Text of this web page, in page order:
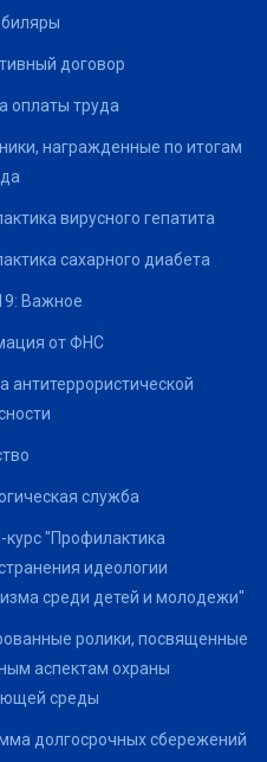
договор
оплаты труда
награжденные по итогам
вирусного гепатита
сахарного диабета
Важное
от ФНС
антитеррористической
служба
"Профилактика
идеологии
среди детей и молодежи"
ролики, посвященные
аспектам охраны
среды
долгосрочных сбережений